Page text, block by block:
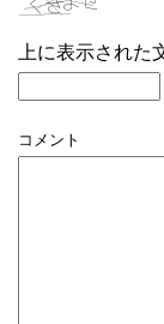
上に表示された
コメント